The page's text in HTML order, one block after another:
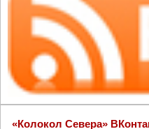
«Колокол Севера»